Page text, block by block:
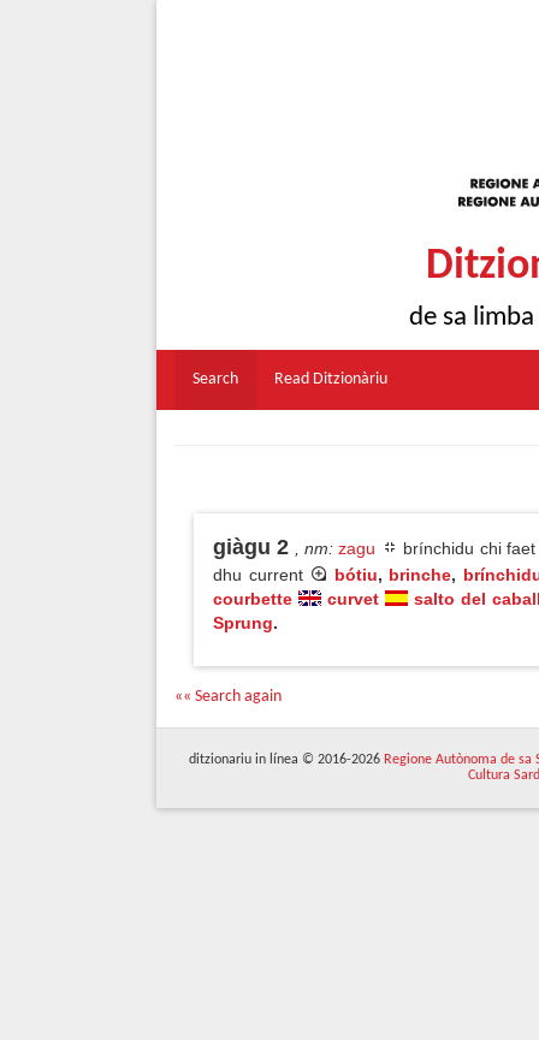
de sa
Search Read Ditzionàriu
giàgu 2 , nm: zagu
brínchidu chi
dhu current
bótiu, brinche,
courbette
curvet
salto del
Sprung.
«« Search again
ditzionariu in línea © 2016-2026 Regione Autònoma de sa
Cultura